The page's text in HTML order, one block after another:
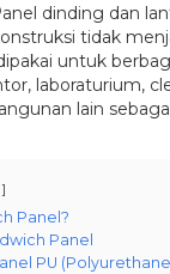
dinding dan
tidak
untuk
laboraturium,
lain
Panel?
Panel
PU